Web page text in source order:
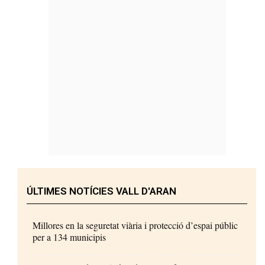
ÚLTIMES NOTÍCIES VALL D'ARAN
Millores en la seguretat viària i protecció d’espai públic
per a 134 municipis